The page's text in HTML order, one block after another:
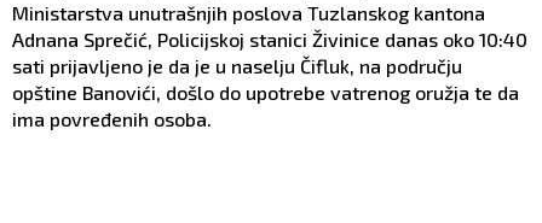
Ministarstva unutrašnjih poslova Tuzlanskog kantona
Adnana Sprečić, Policijskoj stanici Živinice danas oko 10:40
sati prijavljeno je da je u naselju Čifluk, na području
opštine Banovići, došlo do upotrebe vatrenog oružja te da
ima povređenih osoba.